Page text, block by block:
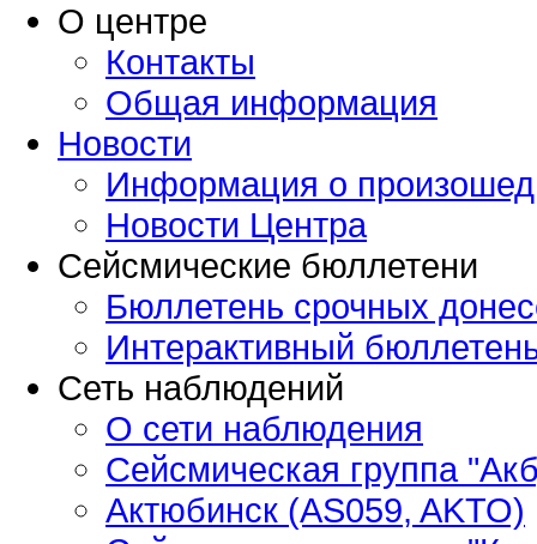
O центре
Контакты
Общая информация
Новости
Информация о
Новости Центра
Сейсмические бюллетени
Бюллетень срочных
Интерактивный
Сеть наблюдений
О сети наблюдения
Сейсмическая группа
Актюбинск (AS059, AKTO)